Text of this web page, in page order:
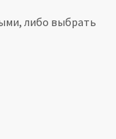
либо выбрать